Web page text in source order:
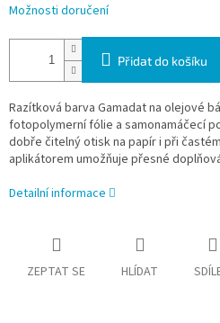
Možnosti doručení
Přidat do košíku
Razítková barva Gamadat na olejové
fotopolymerní fólie a samonamáčecí
dobře čitelný otisk na papír i při
aplikátorem umožňuje přesné
Detailní informace
ZEPTAT SE HLÍDAT